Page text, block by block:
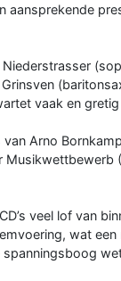
aansprekende
vaak en
Arno
veel lof van
wat